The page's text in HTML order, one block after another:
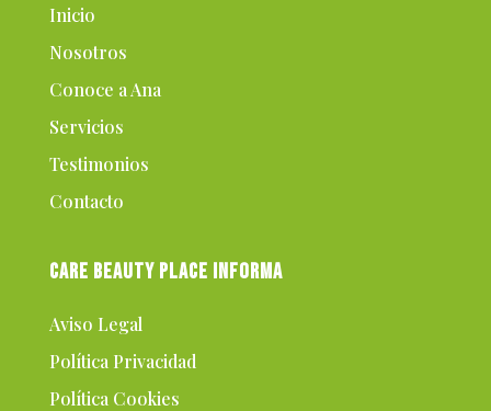
Inicio
Nosotros
Conoce a Ana
Servicios
Testimonios
Contacto
CARE BEAUTY PLACE INFORMA
Aviso Legal
Política Privacidad
Política Cookies